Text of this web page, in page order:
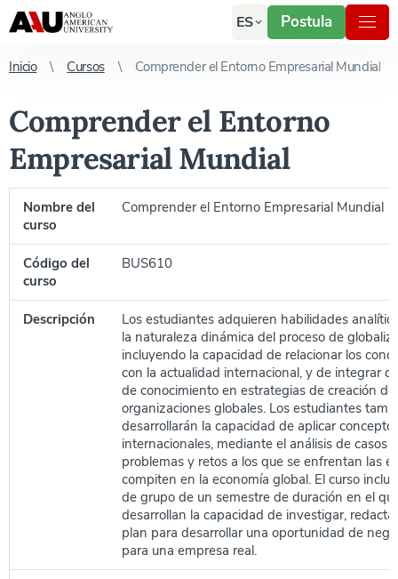
ES Postula
Inicio Cursos Comprender el Entorno Empresarial Mundial
Comprender el Entorno
Empresarial Mundial
Nombre del
curso
Comprender el Entorno Empresarial Mundial
Código del
curso
BUS610
Descripción
Los estudiantes adquieren habilidades
la naturaleza dinámica del proceso de
incluyendo la capacidad de relacionar los
con la actualidad internacional, y de integrar
de conocimiento en estrategias de creación
organizaciones globales. Los estudiantes
desarrollarán la capacidad de aplicar
internacionales, mediante el análisis de casos
problemas y retos a los que se enfrentan las
compiten en la economía global. El curso
de grupo de un semestre de duración en el
desarrollan la capacidad de investigar,
plan para desarrollar una oportunidad de
para una empresa real.